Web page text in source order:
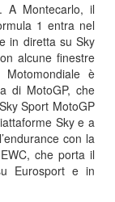
A Montecarlo, il
1 entra nel
in diretta su Sky
alcune finestre
è
di MotoGP, che
Sport MotoGP
Sky e a
con la
che porta il
Eurosport e in